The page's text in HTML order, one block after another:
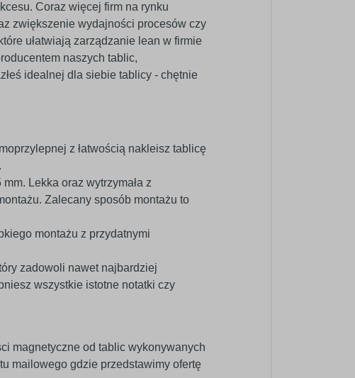
Coraz więcej firm na rynku
zwiększenie wydajności procesów czy
ułatwiają zarządzanie lean w firmie
naszych tablic,
idealnej dla siebie tablicy - chętnie
z łatwością nakleisz tablicę
Lekka oraz wytrzymała z
Zalecany sposób montażu to
montażu z przydatnymi
zadowoli nawet najbardziej
wszystkie istotne notatki czy
magnetyczne od tablic wykonywanych
mailowego gdzie przedstawimy ofertę